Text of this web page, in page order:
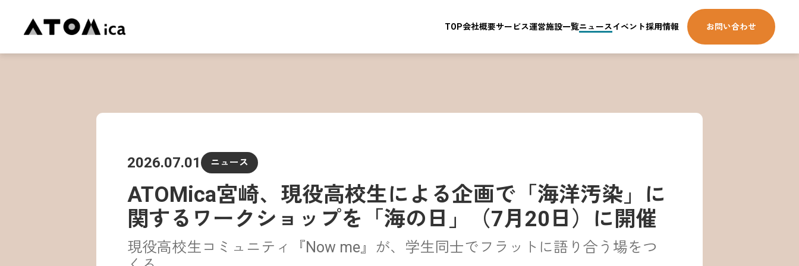
TOP会社概要サービス運営施設一覧ニュースイベント採用情報 お問い合わせ
2026.07.01 ニュース
ATOMica宮崎、現役高校生による企画で「海洋汚染」に
関するワークショップを「海の日」（7月20日）に開催
現役高校生コミュニティ『Now me』が、学生同士でフラットに語り合う場をつ